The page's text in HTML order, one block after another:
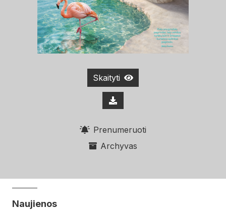
Skaityti
Prenumeruoti
Archyvas
Naujienos